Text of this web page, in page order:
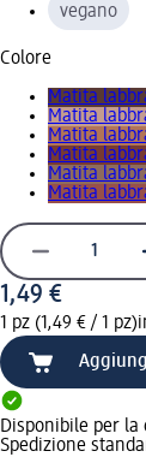
vegano
Colore
Matita
Matita
Matita
Matita
Matita
Matita
1,49 €
1 pz (1,49 € / 1 pz)
Disponibile per la
Spedizione